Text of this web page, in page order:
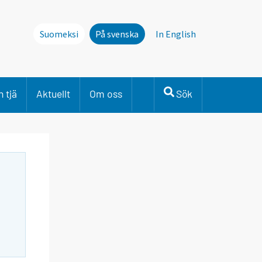
Suomeksi På svenska In English
tjä Aktuellt Om oss Sök